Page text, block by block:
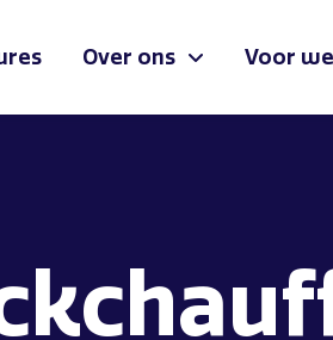
Over ons Voor